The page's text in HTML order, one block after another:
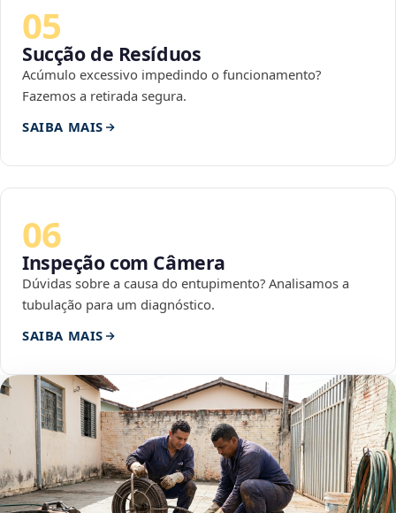
05
Sucção de Resíduos
Acúmulo excessivo impedindo o funcionamento?
Fazemos a retirada segura.
SAIBA MAIS
06
Inspeção com Câmera
Dúvidas sobre a causa do entupimento? Analisamos a
tubulação para um diagnóstico.
SAIBA MAIS